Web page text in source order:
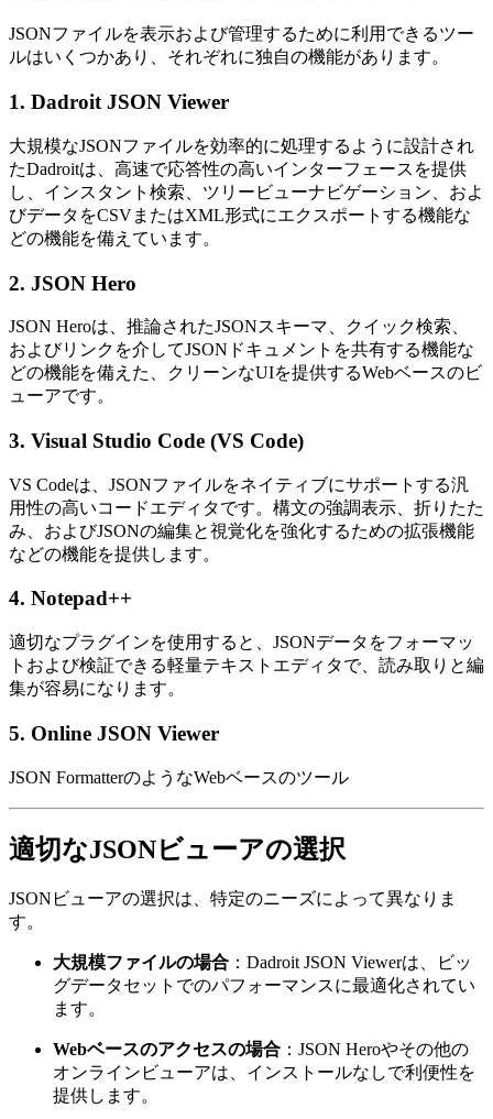
JSONファイルを表示および管理するために利用できるツー
ルはいくつかあり、それぞれに独自の機能があります。
1. Dadroit JSON Viewer
大規模なJSONファイルを効率的に処理するように設計され
たDadroitは、高速で応答性の高いインターフェースを提供
し、インスタント検索、ツリービューナビゲーション、およ
びデータをCSVまたはXML形式にエクスポートする機能な
どの機能を備えています。
2. JSON Hero
JSON Heroは、推論されたJSONスキーマ、クイック検索、
およびリンクを介してJSONドキュメントを共有する機能な
どの機能を備えた、クリーンなUIを提供するWebベースのビ
ューアです。
3. Visual Studio Code (VS Code)
VS Codeは、JSONファイルをネイティブにサポートする汎
用性の高いコードエディタです。構文の強調表示、折りたた
み、およびJSONの編集と視覚化を強化するための拡張機能
などの機能を提供します。
4. Notepad++
適切なプラグインを使用すると、JSONデータをフォーマッ
トおよび検証できる軽量テキストエディタで、読み取りと編
集が容易になります。
5. Online JSON Viewer
JSON FormatterのようなWebベースのツール
適切なJSONビューアの選択
JSONビューアの選択は、特定のニーズによって異なりま
す。
大規模ファイルの場合 ：Dadroit JSON Viewerは、ビッ
グデータセットでのパフォーマンスに最適化されてい
ます。
Webベースのアクセスの場合 ：JSON Heroやその他の
オンラインビューアは、インストールなしで利便性を
提供します。